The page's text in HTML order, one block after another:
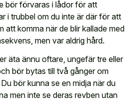
bör förvaras i lådor för att
i trubbel om du inte är där för att
att komma när de blir kallade med
men var aldrig hård.
äta ännu oftare, ungefär tre eller
bör bytas till två gånger om
bör kunna se en midja när du
men inte se deras revben utan